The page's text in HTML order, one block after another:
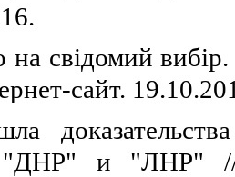
на свідомий
сайт.
"ДНР" и "ЛНР" //